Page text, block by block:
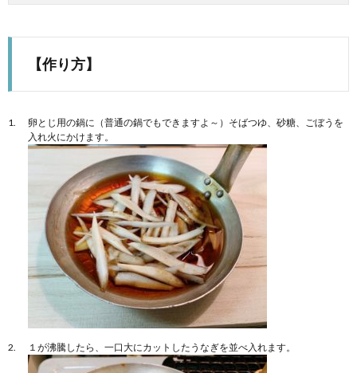
【作り方】
卵とじ用の鍋に（普通の鍋でもできますよ～）そばつゆ、砂糖、ごぼうを
入れ火にかけます。
１が沸騰したら、一口大にカットしたうなぎを並べ入れます。